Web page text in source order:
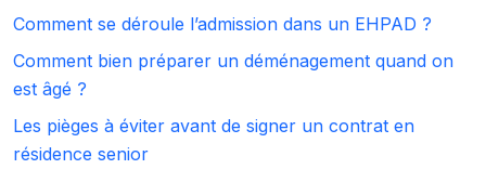
Comment se déroule l’admission dans un EHPAD ?
Comment bien préparer un déménagement quand on
est âgé ?
Les pièges à éviter avant de signer un contrat en
résidence senior